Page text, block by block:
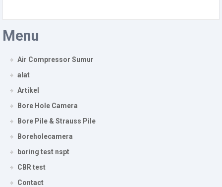
Menu
Air Compressor Sumur
alat
Artikel
Bore Hole Camera
Bore Pile & Strauss Pile
Boreholecamera
boring test nspt
CBR test
Contact